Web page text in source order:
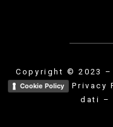
Copyright © 2023
Cookie Policy Privacy
dati